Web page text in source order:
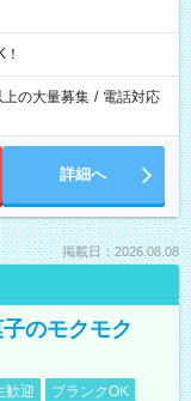
上の大量募集 / 電話対応
詳細へ
掲載日：2026.08.08
のモクモク
歓迎
ブランクOK